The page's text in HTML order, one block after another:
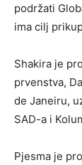
podržati
ima cilj
Shakira je
prvenstva,
de Janeiru,
SAD-a i
Pjesma je